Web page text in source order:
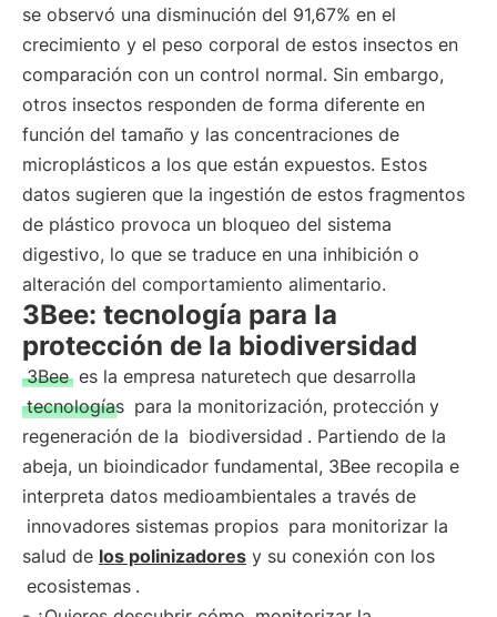
se observó una disminución del 91,67% en el
crecimiento y el peso corporal de estos insectos en
comparación con un control normal. Sin embargo,
otros insectos responden de forma diferente en
función del tamaño y las concentraciones de
microplásticos a los que están expuestos. Estos
datos sugieren que la ingestión de estos fragmentos
de plástico provoca un bloqueo del sistema
digestivo, lo que se traduce en una inhibición o
alteración del comportamiento alimentario.
3Bee: tecnología para la
protección de la biodiversidad
3Bee es la empresa naturetech que desarrolla
tecnologías para la monitorización, protección y
regeneración de la biodiversidad . Partiendo de la
abeja, un bioindicador fundamental, 3Bee recopila e
interpreta datos medioambientales a través de
innovadores sistemas propios para monitorizar la
salud de los polinizadores y su conexión con los
ecosistemas .